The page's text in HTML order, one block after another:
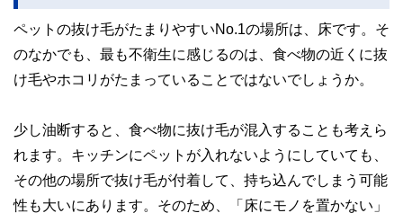
ペットの抜け毛がたまりやすいNo.1の場所は、床です。そ
のなかでも、最も不衛生に感じるのは、食べ物の近くに抜
け毛やホコリがたまっていることではないでしょうか。
少し油断すると、食べ物に抜け毛が混入することも考えら
れます。キッチンにペットが入れないようにしていても、
その他の場所で抜け毛が付着して、持ち込んでしまう可能
性も大いにあります。そのため、「床にモノを置かない」